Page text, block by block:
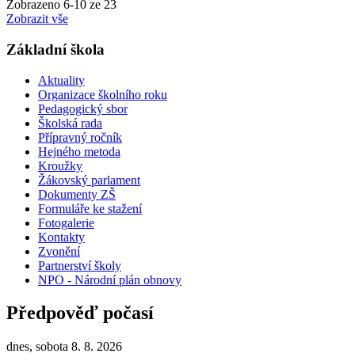
Zobrazeno 6-10 ze 23
Zobrazit vše
Základní škola
Aktuality
Organizace školního roku
Pedagogický sbor
Školská rada
Přípravný ročník
Hejného metoda
Kroužky
Žákovský parlament
Dokumenty ZŠ
Formuláře ke stažení
Fotogalerie
Kontakty
Zvonění
Partnerství školy
NPO - Národní plán obnovy
Předpověď počasí
dnes, sobota 8. 8. 2026